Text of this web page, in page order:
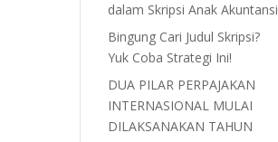
dalam Skripsi Anak Akuntansi
Bingung Cari Judul Skripsi?
Yuk Coba Strategi Ini!
DUA PILAR PERPAJAKAN
INTERNASIONAL MULAI
DILAKSANAKAN TAHUN